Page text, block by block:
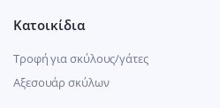
Κατοικίδια
Τροφή για σκύλους/γάτες
Αξεσουάρ σκύλων